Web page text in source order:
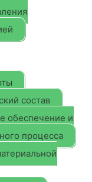
состав
обеспечение и
процесса